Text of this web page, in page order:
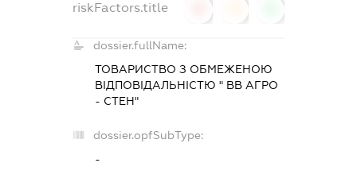
riskFactors.title
dossier.fullName:
ТОВАРИСТВО З ОБМЕЖЕНОЮ
ВІДПОВІДАЛЬНІСТЮ " ВВ АГРО
- СТЕН"
dossier.opfSubType:
-